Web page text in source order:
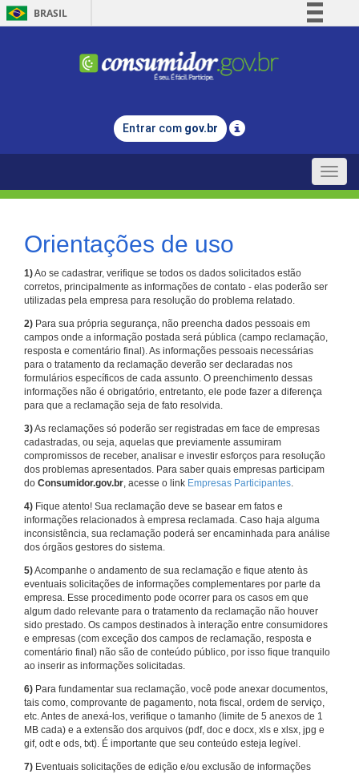
BRASIL
Comunica BR
Legislação
Entrar com gov.br
Toggle
Orientações de uso
1)Ao se cadastrar, verifique se todos os dados solicitados estão
corretos, principalmente as informações de contato - elas poderão ser
utilizadas pela empresa para resolução do problema relatado.
2) Para sua própria segurança, não preencha dados pessoais em
campos onde a informação postada será pública (campo reclamação,
resposta e comentário final). As informações pessoais necessárias
para o tratamento da reclamação deverão ser declaradas nos
formulários específicos de cada assunto. O preenchimento dessas
informações não é obrigatório, entretanto, ele pode fazer a diferença
para que a reclamação seja de fato resolvida.
3)As reclamações só poderão ser registradas em face de empresas
cadastradas, ou seja, aquelas que previamente assumiram
compromissos de receber, analisar e investir esforços para resolução
dos problemas apresentados. Para saber quais empresas participam
do Consumidor.gov.br, acesse o link Empresas Participantes.
4) Fique atento! Sua reclamação deve se basear em fatos e
informações relacionados à empresa reclamada. Caso haja alguma
inconsistência, sua reclamação poderá ser encaminhada para análise
dos órgãos gestores do sistema.
5)Acompanhe o andamento de sua reclamação e fique atento às
eventuais solicitações de informações complementares por parte da
empresa. Esse procedimento pode ocorrer para os casos em que
algum dado relevante para o tratamento da reclamação não houver
sido prestado. Os campos destinados à interação entre consumidores
e empresas (com exceção dos campos de reclamação, resposta e
comentário final) não são de conteúdo público, por isso fique tranquilo
ao inserir as informações solicitadas.
6) Para fundamentar sua reclamação, você pode anexar documentos,
tais como, comprovante de pagamento, nota fiscal, ordem de serviço,
etc. Antes de anexá-los, verifique o tamanho (limite de 5 anexos de 1
MB cada) e a extensão dos arquivos (pdf, doc e docx, xls e xlsx, jpg e
gif, odt e ods, txt). É importante que seu conteúdo esteja legível.
7) Eventuais solicitações de edição e/ou exclusão de informações